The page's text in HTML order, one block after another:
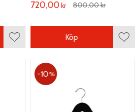
Lägg till i favoriter
720,00 kr 800,00kr
Köp
10%